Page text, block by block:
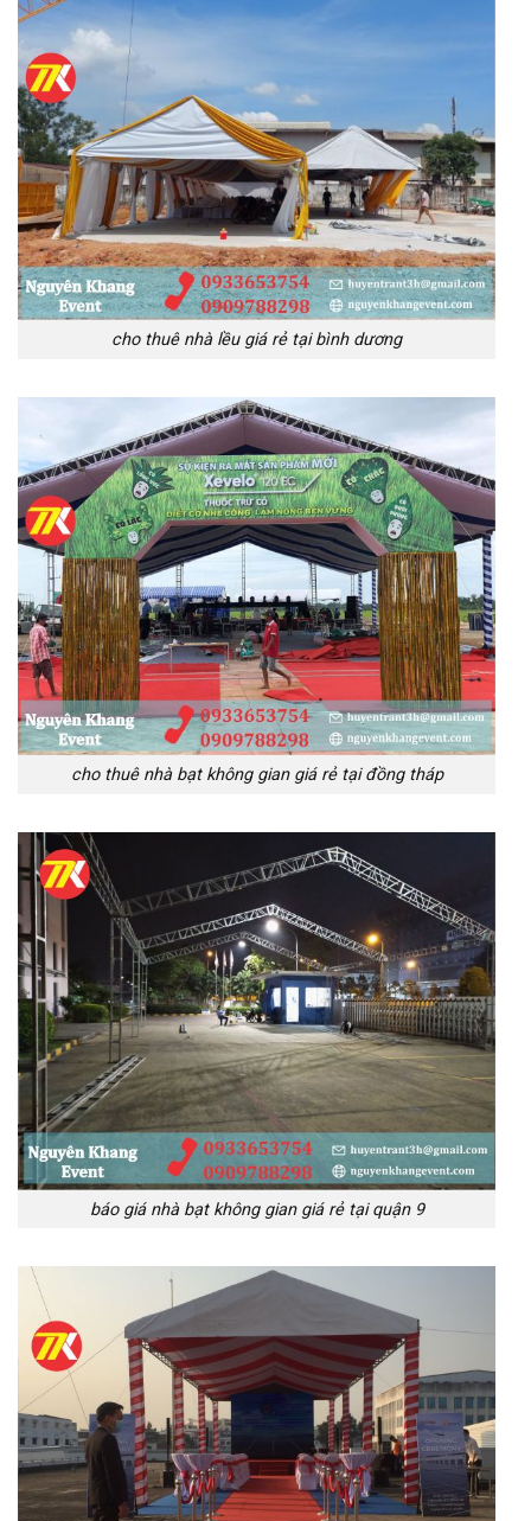
cho thuê nhà lều giá rẻ tại bình dương
cho thuê nhà bạt không gian giá rẻ tại đồng tháp
báo giá nhà bạt không gian giá rẻ tại quận 9